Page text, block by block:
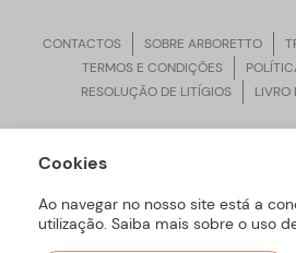
CONTACTOS SOBRE ARBORETTO
TERMOS E CONDIÇÕES
RESOLUÇÃO DE LITÍGIOS
LIVRO
ARBORETTO © Todos os Direitos
Cookies
Ao navegar no nosso site está a
utilização. Saiba mais sobre o uso